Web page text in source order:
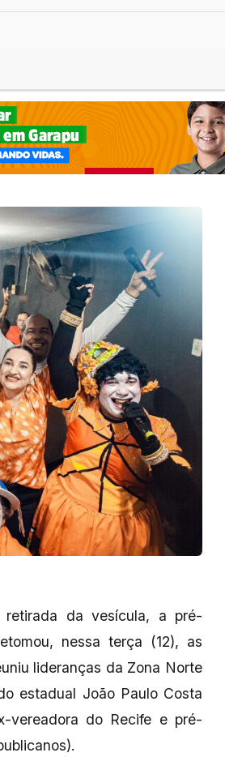
retirada da vesícula, a pré-
nessa terça (12), as
lideranças da Zona Norte
estadual João Paulo Costa
vereadora do Recife e pré-